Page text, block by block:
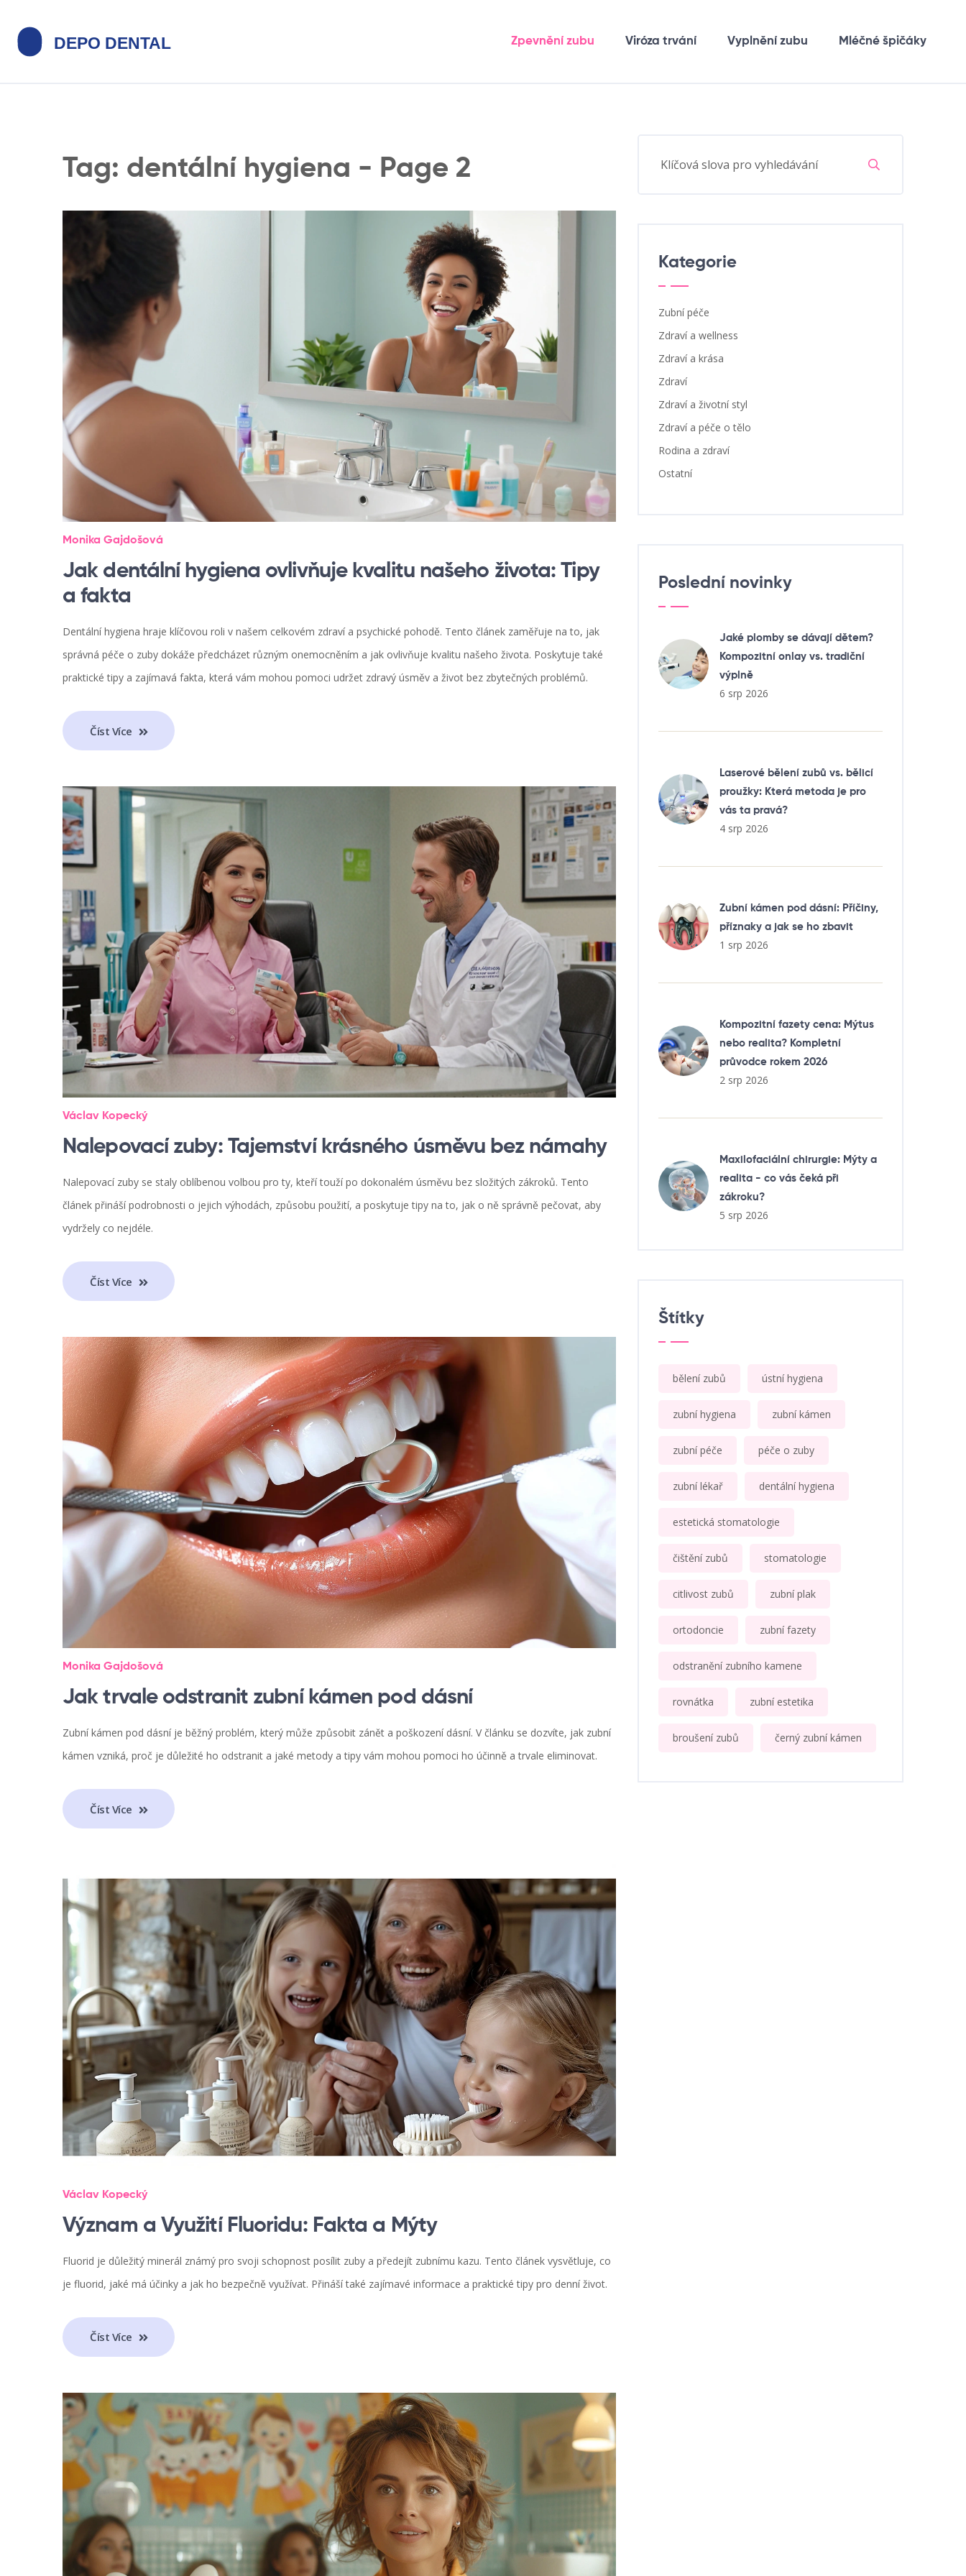
Zpevnění zubu Viróza trvání Vyplnění zubu Mléčné špičáky
Tag: dentální hygiena - Page 2
Monika Gajdošová
Jak dentální hygiena ovlivňuje kvalitu našeho života: Tipy
a fakta
Dentální hygiena hraje klíčovou roli v našem celkovém zdraví a psychické pohodě. Tento článek zaměřuje na to, jak
správná péče o zuby dokáže předcházet různým onemocněním a jak ovlivňuje kvalitu našeho života. Poskytuje také
praktické tipy a zajímavá fakta, která vám mohou pomoci udržet zdravý úsměv a život bez zbytečných problémů.
Číst Více
Václav Kopecký
Nalepovací zuby: Tajemství krásného úsměvu bez námahy
Nalepovací zuby se staly oblíbenou volbou pro ty, kteří touží po dokonalém úsměvu bez složitých zákroků. Tento
článek přináší podrobnosti o jejich výhodách, způsobu použití, a poskytuje tipy na to, jak o ně správně pečovat, aby
vydržely co nejdéle.
Číst Více
Monika Gajdošová
Jak trvale odstranit zubní kámen pod dásní
Zubní kámen pod dásní je běžný problém, který může způsobit zánět a poškození dásní. V článku se dozvíte, jak zubní
kámen vzniká, proč je důležité ho odstranit a jaké metody a tipy vám mohou pomoci ho účinně a trvale eliminovat.
Číst Více
Václav Kopecký
Význam a Využití Fluoridu: Fakta a Mýty
Fluorid je důležitý minerál známý pro svoji schopnost posílit zuby a předejít zubnímu kazu. Tento článek vysvětluje, co
je fluorid, jaké má účinky a jak ho bezpečně využívat. Přináší také zajímavé informace a praktické tipy pro denní život.
Číst Více
Kategorie
Zubní péče
Zdraví a wellness
Zdraví a krása
Zdraví
Zdraví a životní styl
Zdraví a péče o tělo
Rodina a zdraví
Ostatní
Poslední novinky
Jaké plomby se dávají dětem?
Kompozitní onlay vs. tradiční
výplně
6 srp 2026
Laserové bělení zubů vs. bělicí
proužky: Která metoda je pro
vás ta pravá?
4 srp 2026
Zubní kámen pod dásní: Příčiny,
příznaky a jak se ho zbavit
1 srp 2026
Kompozitní fazety cena: Mýtus
nebo realita? Kompletní
průvodce rokem 2026
2 srp 2026
Maxilofaciální chirurgie: Mýty a
realita - co vás čeká při
zákroku?
5 srp 2026
Štítky
bělení zubů ústní hygiena
zubní hygiena zubní kámen
zubní péče péče o zuby
zubní lékař dentální hygiena
estetická stomatologie
čištění zubů stomatologie
citlivost zubů zubní plak
ortodoncie zubní fazety
odstranění zubního kamene
rovnátka zubní estetika
broušení zubů černý zubní kámen